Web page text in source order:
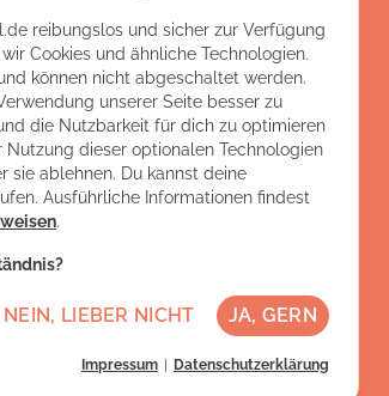
reibungslos und sicher zur Verfügung
Cookies und ähnliche Technologien.
können nicht abgeschaltet werden.
unserer Seite besser zu
die Nutzbarkeit für dich zu optimieren
Nutzung dieser optionalen Technologien
sie ablehnen. Du kannst deine
Ausführliche Informationen findest
.
NEIN, LIEBER NICHT JA, GERN
Impressum Datenschutzerklärung